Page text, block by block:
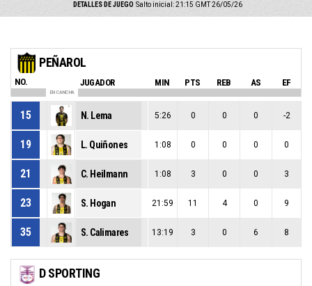
DETALLES DE JUEGO Salto inicial: 21:15 GMT 26/05/26
PEÑAROL
NO. JUGADOR MIN PTS REB AS EF
EN CANCHA
15 N. Lema 5:26 0 0 0 -2
19 L. Quiñones 1:08 0 0 0 0
21 C. Heilmann 1:08 3 0 0 3
23 S. Hogan 21:59 11 4 0 9
35 S. Calimares 13:19 3 0 6 8
D SPORTING